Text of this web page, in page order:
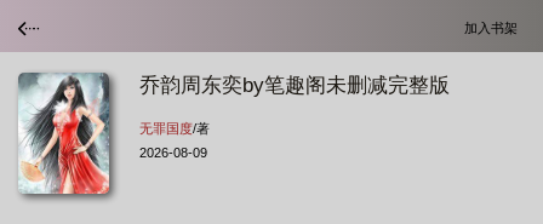
加入书架
乔韵周东奕by笔趣阁未删减完整版
无罪国度/著
2026-08-09